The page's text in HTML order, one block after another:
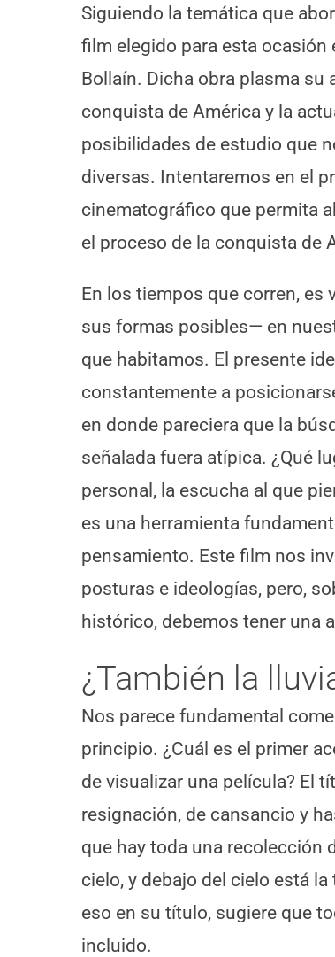
Siguiendo la temática que
film elegido para esta ocasión
Bollaín. Dicha obra plasma su
conquista de América y la
posibilidades de estudio que
diversas. Intentaremos en el
cinematográfico que permita
el proceso de la conquista de
En los tiempos que corren,
sus formas posibles— en
que habitamos. El presente
constantemente a
en donde pareciera que la
señalada fuera atípica. ¿Qué
personal, la escucha al que
es una herramienta
pensamiento. Este film nos
posturas e ideologías, pero,
histórico, debemos tener una
¿También la
Nos parece fundamental
principio. ¿Cuál es el primer
de visualizar una película? El
resignación, de cansancio y
que hay toda una recolección
cielo, y debajo del cielo está
eso en su título, sugiere que
incluido.